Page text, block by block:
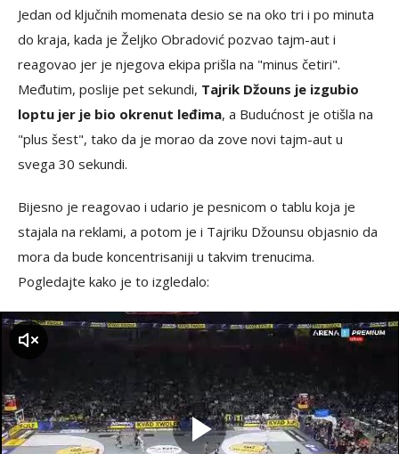
Jedan od ključnih momenata desio se na oko tri i po minuta
do kraja, kada je Željko Obradović pozvao tajm-aut i
reagovao jer je njegova ekipa prišla na "minus četiri".
Međutim, poslije pet sekundi, Tajrik Džouns je izgubio
loptu jer je bio okrenut leđima, a Budućnost je otišla na
"plus šest", tako da je morao da zove novi tajm-aut u
svega 30 sekundi.
Bijesno je reagovao i udario je pesnicom o tablu koja je
stajala na reklami, a potom je i Tajriku Džounsu objasnio da
mora da bude koncentrisaniji u takvim trenucima.
Pogledajte kako je to izgledalo: